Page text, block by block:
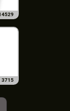
3715